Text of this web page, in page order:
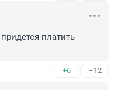
платить
+6 –12